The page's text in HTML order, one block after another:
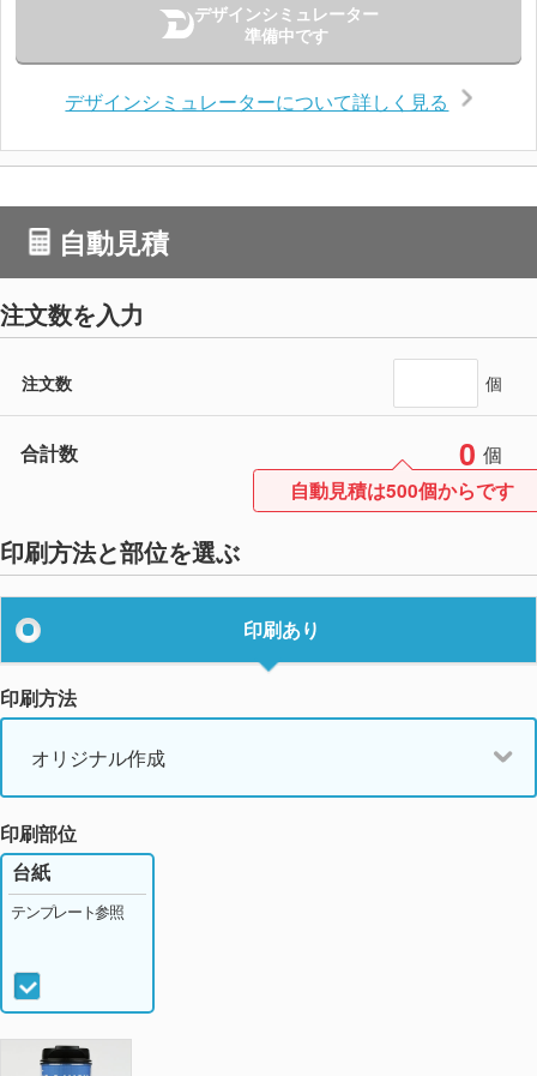
デザインシミュレーター
準備中です
デザインシミュレーターについて詳しく見る
自動見積
注文数を入力
注文数 個
合計数 0 個
自動見積は500個からです
印刷方法と部位を選ぶ
印刷あり
印刷方法
オリジナル作成
印刷部位
台紙
テンプレート参照